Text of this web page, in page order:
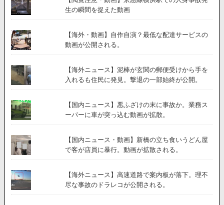
生の瞬間を捉えた動画
【海外・動画】自作自演？最低な配達サービスの
動画が公開される。
【海外ニュース】泥棒が玄関の郵便受けから手を
入れるも住民に発見。撃退の一部始終が公開。
【国内ニュース】悪ふざけの末に事故か。業務ス
ーパーに車が突っ込む動画が拡散。
【国内ニュース・動画】新橋の立ち食いうどん屋
で客が店員に暴行。動画が拡散される。
【海外ニュース】高速道路で案内板が落下。理不
尽な事故のドラレコが公開される。